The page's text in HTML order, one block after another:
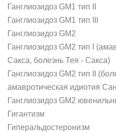
Ганглиозидоз GM1 тип II
Ганглиозидоз GM1 тип III
Ганглиозидоз GM2
Ганглиозидоз GM2 тип I
Сакса, болезнь Тея - Сакса)
Ганглиозидоз GM2 тип II
амавротическая идиотия
Ганглиозидоз GM2
Гигантизм
Гиперальдостеронизм